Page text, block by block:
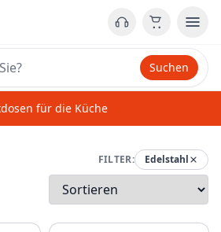
Suchen
für die Küche
FILTER: Edelstahl